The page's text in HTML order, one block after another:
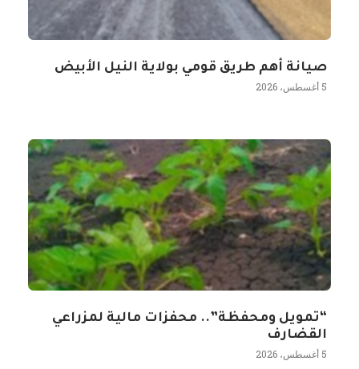
صيانة أهم طريق قومي بولاية النيل الأبيض
5 أغسطس، 2026
“تمويل ومحفظة”.. محفزات مالية لمزراعي
القضارف
5 أغسطس، 2026